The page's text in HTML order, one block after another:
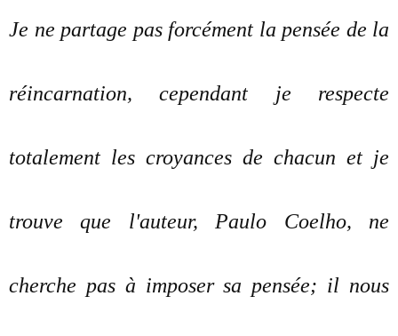
Je ne partage pas forcément la pensée de la
réincarnation, cependant je respecte
totalement les croyances de chacun et je
trouve que l'auteur, Paulo Coelho, ne
cherche pas à imposer sa pensée; il nous